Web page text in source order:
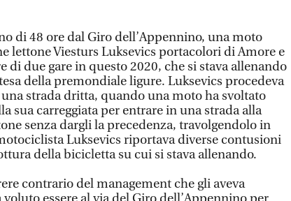
di 48 ore dal Giro dell’Appennino, una moto
lettone Viesturs Luksevics portacolori di Amore e
di due gare in questo 2020, che si stava allenando
della premondiale ligure. Luksevics procedeva
una strada dritta, quando una moto ha svoltato
sua carreggiata per entrare in una strada alla
senza dargli la precedenza, travolgendolo in
Luksevics riportava diverse contusioni
della bicicletta su cui si stava allenando.
contrario del management che gli aveva